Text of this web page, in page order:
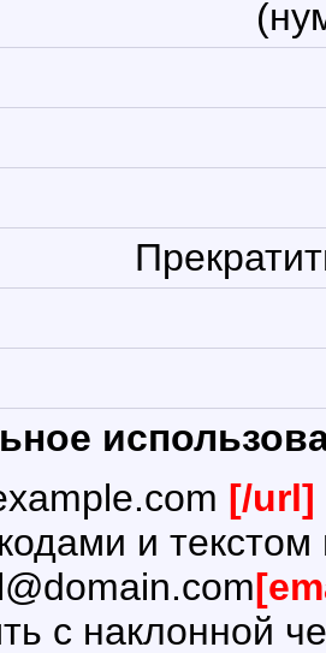
[/url]
и текстом
с наклонной